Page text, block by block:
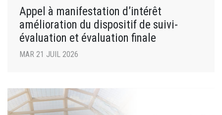
Appel à manifestation d’intérêt
amélioration du dispositif de suivi-
évaluation et évaluation finale
MAR 21 JUIL 2026